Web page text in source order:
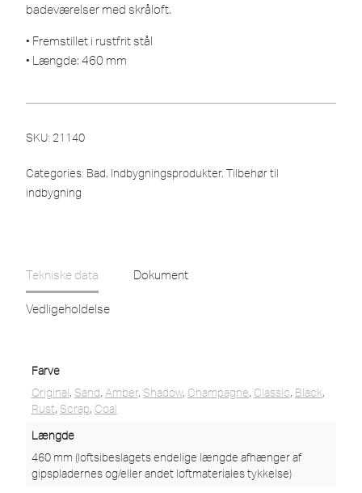
badeværelser med skråloft.
• Fremstillet i rustfrit stål
• Længde: 460 mm
SKU: 21140
Categories: Bad, Indbygningsprodukter, Tilbehør til
indbygning
Tekniske data Dokument
Vedligeholdelse
Farve
Original, Sand, Amber, Shadow, Champagne, Classic, Black,
Rust, Scrap, Coal
Længde
460 mm (loftsibeslagets endelige længde afhænger af
gipspladernes og/eller andet loftmateriales tykkelse)